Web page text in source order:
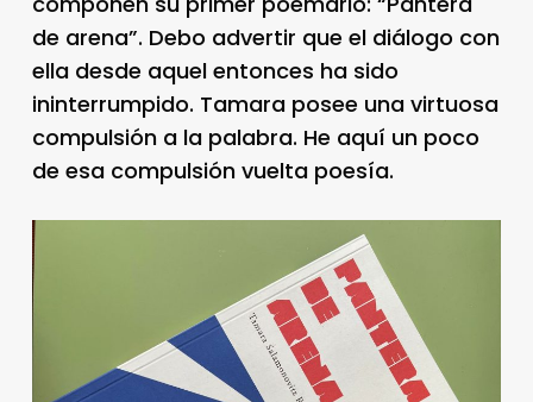
de arena”. Debo advertir que el diálogo con
ella desde aquel entonces ha sido
ininterrumpido. Tamara posee una virtuosa
compulsión a la palabra. He aquí un poco
de esa compulsión vuelta poesía.